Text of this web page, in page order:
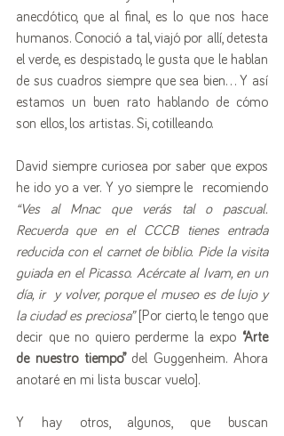
anecdótico, que al final, es lo que nos hace
humanos. Conoció a tal, viajó por allí, detesta
el verde, es despistado, le gusta que le hablan
de sus cuadros siempre que sea bien… Y así
estamos un buen rato hablando de cómo
son ellos, los artistas. Si, cotilleando.
David siempre curiosea por saber que expos
“Ves al Mnac que verás tal o pascual.
Recuerda que en el CCCB tienes entrada
reducida con el carnet de biblio. Pide la visita
guiada en el Picasso. Acércate al Ivam, en un
día, ir  y volver, porque el museo es de lujo y
la ciudad es preciosa” [Por cierto, le tengo que
decir que no quiero perderme la expo “Arte
de nuestro tiempo” del Guggenheim. Ahora
anotaré en mi lista buscar vuelo].
Y hay otros, algunos, que buscan